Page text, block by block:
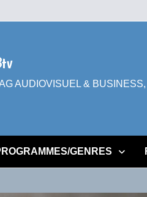
AUDIOVISUEL &
GENRES